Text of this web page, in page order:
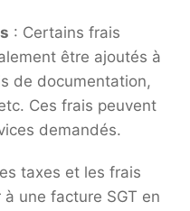
: Certains frais
être ajoutés à
de documentation,
Ces frais peuvent
demandés.
taxes et les frais
une facture SGT en